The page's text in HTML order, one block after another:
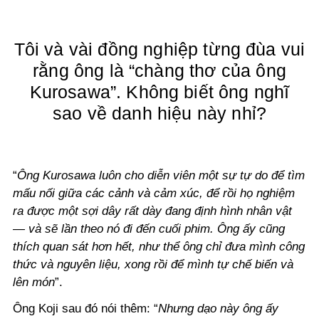
Tôi và vài đồng nghiệp từng đùa vui
rằng ông là “chàng thơ của ông
Kurosawa”. Không biết ông nghĩ
sao về danh hiệu này nhỉ?
“Ông Kurosawa luôn cho diễn viên một sự tự do để tìm
mấu nối giữa các cảnh và cảm xúc, để rồi họ nghiệm
ra được một sợi dây rất dày đang định hình nhân vật
— và sẽ lần theo nó đi đến cuối phim. Ông ấy cũng
thích quan sát hơn hết, như thể ông chỉ đưa mình công
thức và nguyên liệu, xong rồi để mình tự chế biến và
lên món”.
Ông Koji sau đó nói thêm: “Nhưng dạo này ông ấy